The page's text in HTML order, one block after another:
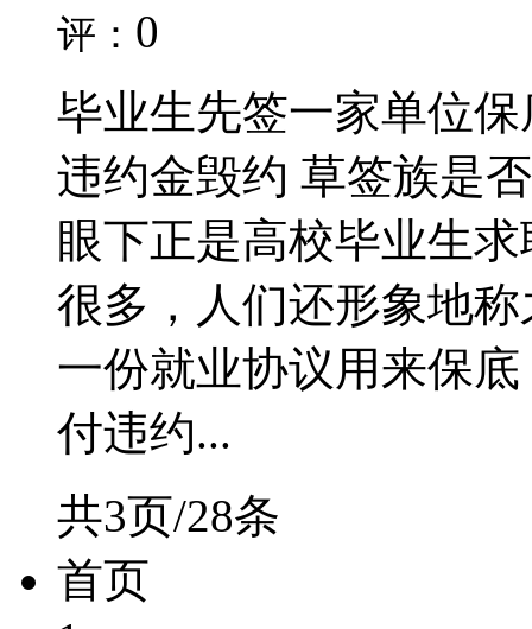
评： 0
毕业生先签一家单位
违约金毁约 草签族是
眼下正是高校毕业生
很多，人们还形象地
一份就业协议用来保
付违约...
共3页/28条
首页